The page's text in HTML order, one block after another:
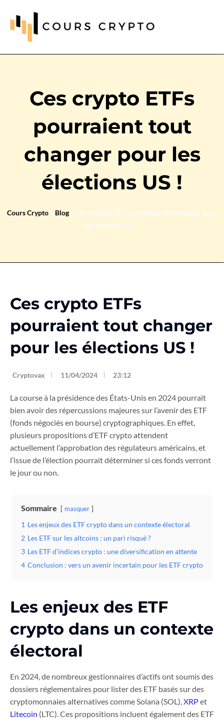
Ces crypto ETFs
pourraient tout
changer pour les
élections US !
Cours Crypto» Blog» Ces crypto ETFs pourraient tout changer pour
les élections US !
Ces crypto ETFs
pourraient tout changer
pour les élections US !
Cryptovax 11/04/2024 23:12
La course à la présidence des États-Unis en 2024 pourrait
bien avoir des répercussions majeures sur l’avenir des ETF
(fonds négociés en bourse) cryptographiques. En effet,
plusieurs propositions d’ETF crypto attendent
actuellement l’approbation des régulateurs américains, et
l’issue de l’élection pourrait déterminer si ces fonds verront
le jour ou non.
Sommaire masquer
1 Les enjeux des ETF crypto dans un contexte électoral
2 Les ETF sur les altcoins : un pari risqué ?
3 Les ETF d’indices crypto : une diversification en attente
4 Conclusion : vers un avenir incertain pour les ETF crypto
Les enjeux des ETF
crypto dans un contexte
électoral
En 2024, de nombreux gestionnaires d’actifs ont soumis des
dossiers réglementaires pour lister des ETF basés sur des
cryptomonnaies alternatives comme Solana (SOL),XRPet
Litecoin (LTC). Ces propositions incluent également des ETF